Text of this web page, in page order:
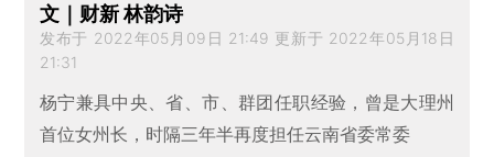
文｜财新 林韵诗
发布于 2022年05月09日 21:49 更新于 2022年05月18日
21:31
杨宁兼具中央、省、市、群团任职经验，曾是大理州
首位女州长，时隔三年半再度担任云南省委常委